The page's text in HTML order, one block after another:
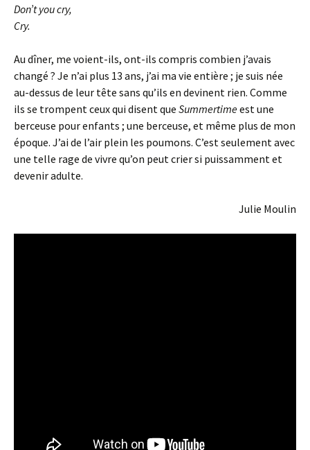
Don’t you cry,
Cry.
Au dîner, me voient-ils, ont-ils compris combien j’avais
changé ? Je n’ai plus 13 ans, j’ai ma vie entière ; je suis née
au-dessus de leur tête sans qu’ils en devinent rien. Comme
ils se trompent ceux qui disent que Summertimeest une
berceuse pour enfants ; une berceuse, et même plus de mon
époque. J’ai de l’air plein les poumons. C’est seulement avec
une telle rage de vivre qu’on peut crier si puissamment et
devenir adulte.
Julie Moulin